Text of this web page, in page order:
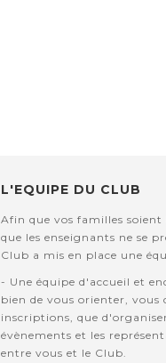
L'EQUIPE DU CLUB
Afin que vos familles
que les enseignants ne se
Club a mis en place une
- Une équipe d'accueil et
bien de vous orienter, vous
inscriptions, que
évènements et les
entre vous et le Club.